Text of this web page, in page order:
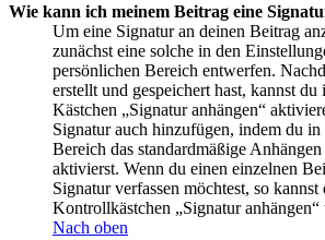
Wie kann ich meinem Beitrag eine
Um eine Signatur an deinen Beitrag
zunächst eine solche in den
persönlichen Bereich entwerfen.
erstellt und gespeichert hast, kannst
Kästchen „Signatur anhängen“
Signatur auch hinzufügen, indem du in
Bereich das standardmäßige
aktivierst. Wenn du einen einzelnen
Signatur verfassen möchtest, so
Kontrollkästchen „Signatur
Nach oben